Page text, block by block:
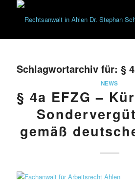
Schlagwortarchiv für: §
NEWS
§ 4a EFZG –
gemäß